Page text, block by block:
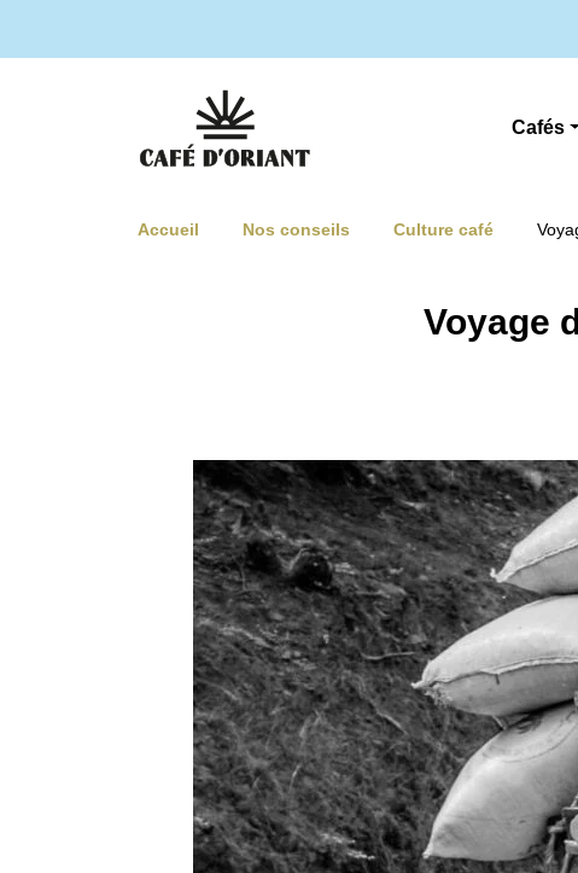
Cafés
Accueil Nos conseils Culture café
Voyage